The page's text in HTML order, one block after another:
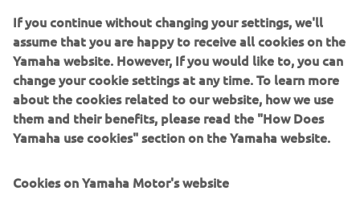
presso i concessionari e sul sito www.santanderconsumer.it,
sez. Trasparenza. Salvo approvazione di Santander Consumer
Bank. Polizza Credit Life per dipendenti del settore privato -
contratto di assicurazione vita, inabilità totale permanente,
perdita d’impiego o, in alternativa per qualsiasi tipologia di
lavoratore, inabilità totale temporanea. La durata della
copertura è pari a quella del finanziamento con un premio di
L’assicurazione è facoltativa, pertanto non inclusa nel TAEG.
If you continue without changing your settings, we'll
assume that you are happy to receive all cookies on the
Yamaha website. However, If you would like to, you can
change your cookie settings at any time. To learn more
about the cookies related to our website, how we use
them and their benefits, please read the "How Does
Yamaha use cookies" section on the Yamaha website.
Cookies on Yamaha Motor's website